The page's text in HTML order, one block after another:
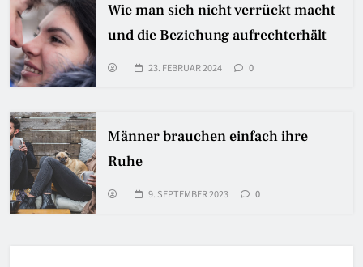
Wie man sich nicht verrückt macht
und die Beziehung aufrechterhält
23. FEBRUAR 2024 0
Männer brauchen einfach ihre
Ruhe
9. SEPTEMBER 2023 0